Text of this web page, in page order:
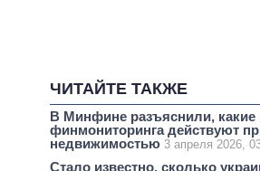
ЧИТАЙТЕ ТАКЖЕ
В Минфине разъяснили, какие
финмониторинга действуют
недвижимостью 3 апреля 2026,
Стало известно, сколько